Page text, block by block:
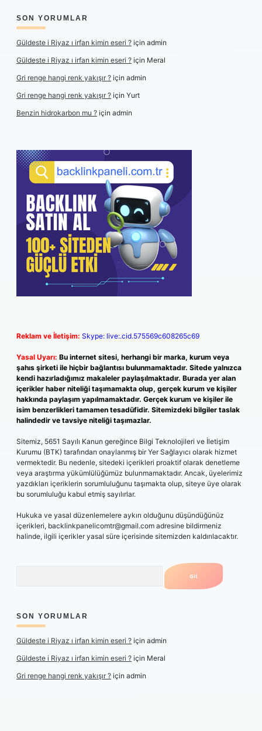
SON YORUMLAR
Güldeste i Riyaz ı irfan kimin eseri ? için admin
Güldeste i Riyaz ı irfan kimin eseri ? için Meral
Gri renge hangi renk yakışır ? için admin
Gri renge hangi renk yakışır ? için Yurt
Benzin hidrokarbon mu ? için admin
Reklam ve İletişim: Skype: live:.cid.575569c608265c69
Yasal Uyarı: Bu internet sitesi, herhangi bir marka, kurum veya
şahıs şirketi ile hiçbir bağlantısı bulunmamaktadır. Sitede yalnızca
kendi hazırladığımız makaleler paylaşılmaktadır. Burada yer alan
içerikler haber niteliği taşımamakta olup, gerçek kurum ve kişiler
hakkında paylaşım yapılmamaktadır. Gerçek kurum ve kişiler ile
isim benzerlikleri tamamen tesadüfidir. Sitemizdeki bilgiler taslak
halindedir ve tavsiye niteliği taşımazlar.
Sitemiz, 5651 Sayılı Kanun gereğince Bilgi Teknolojileri ve İletişim
Kurumu (BTK) tarafından onaylanmış bir Yer Sağlayıcı olarak hizmet
vermektedir. Bu nedenle, sitedeki içerikleri proaktif olarak denetleme
veya araştırma yükümlülüğümüz bulunmamaktadır. Ancak, üyelerimiz
yazdıkları içeriklerin sorumluluğunu taşımakta olup, siteye üye olarak
bu sorumluluğu kabul etmiş sayılırlar.
Hukuka ve yasal düzenlemelere aykırı olduğunu düşündüğünüz
içerikleri, backlinkpanelicomtr@gmail.com adresine bildirmeniz
halinde, ilgili içerikler yasal süre içerisinde sitemizden kaldırılacaktır.
SON YORUMLAR
Güldeste i Riyaz ı irfan kimin eseri ? için admin
Güldeste i Riyaz ı irfan kimin eseri ? için Meral
Gri renge hangi renk yakışır ? için admin